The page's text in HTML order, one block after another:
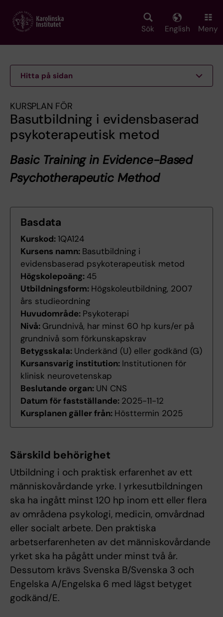
main
Sök English Meny
Hitta på sidan
KURSPLAN FÖR
Basutbildning i evidensbaserad
psykoterapeutisk metod
Basic Training in Evidence-Based
Psychotherapeutic Method
Basdata
Kurskod:1QA124
Kursens namn: Basutbildning i
evidensbaserad psykoterapeutisk metod
Högskolepoäng:45
Utbildningsform: Högskoleutbildning, 2007
års studieordning
Huvudområde: Psykoterapi
Nivå: Grundnivå, har minst 60 hp kurs/er på
grundnivå som förkunskapskrav
Betygsskala: Underkänd (U) eller godkänd (G)
Kursansvarig institution: Institutionen för
klinisk neurovetenskap
Beslutande organ: UN CNS
Datum för fastställande: 2025-11-12
Kursplanen gäller från: Hösttermin 2025
Särskild behörighet
Utbildning i och praktisk erfarenhet av ett
människovårdande yrke. I yrkesutbildningen
ska ha ingått minst 120 hp inom ett eller flera
av områdena psykologi, medicin, omvårdnad
eller socialt arbete. Den praktiska
arbetserfarenheten av det människovårdande
yrket ska ha pågått under minst två år.
Dessutom krävs Svenska B/Svenska 3 och
Engelska A/Engelska 6 med lägst betyget
godkänd/E.